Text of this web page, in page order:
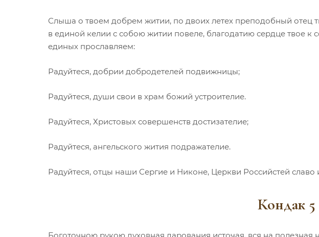
Слыша о твоем добрем житии, по двоих летех преподобный отец
в единой келии с собою житии повеле, благодатию сердце твое к
единых прославляем:
Радуйтеся, добрии добродетелей подвижницы;
Радуйтеся, души свои в храм божий устроителие.
Радуйтеся, Христовых совершенств достизателие;
Радуйтеся, ангельского жития подражателие.
Радуйтеся, отцы наши Сергие и Никоне, Церкви Российстей славо
Кондак 5